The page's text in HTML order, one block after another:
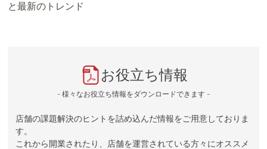
と最新のトレンド
お役立ち情報
- 様々なお役立ち情報をダウンロードできます -
店舗の課題解決のヒントを詰め込んだ情報をご用意しておりま
す。
これから開業されたり、店舗を運営されている方々にオススメ